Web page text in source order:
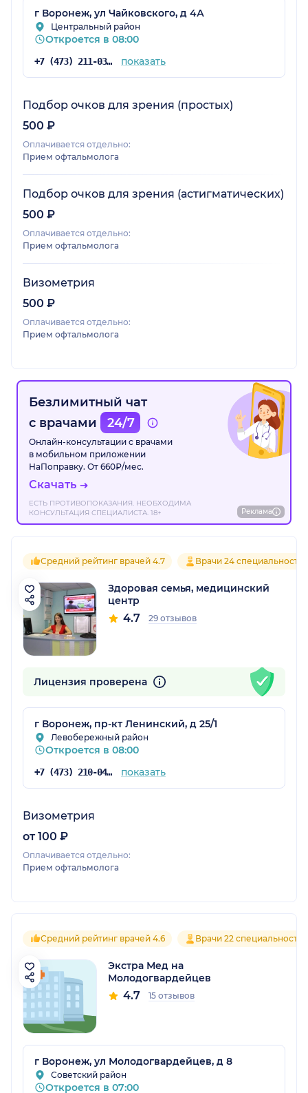
г Воронеж, ул Чайковского, д 4А
Центральный район
Откроется в 08:00
+7 (473) 211-03-03 показать
Подбор очков для зрения (простых)
500 ₽
Оплачивается отдельно:
Прием офтальмолога
Подбор очков для зрения (астигматических)
500 ₽
Оплачивается отдельно:
Прием офтальмолога
Визометрия
500 ₽
Оплачивается отдельно:
Прием офтальмолога
Безлимитный чат
с врачами
24/7
Онлайн-консультации с врачами
в мобильном приложении
НаПоправку. От 660₽/мес.
Скачать
ЕСТЬ ПРОТИВОПОКАЗАНИЯ. НЕОБХОДИМА
КОНСУЛЬТАЦИЯ СПЕЦИАЛИСТА. 18+
Реклама
Средний рейтинг врачей 4.7 Врачи 24
Здоровая семья, медицинский
центр
4.7 29 отзывов
Лицензия проверена
г Воронеж, пр-кт Ленинский, д 25/1
Левобережный район
Откроется в 08:00
+7 (473) 210-04-13 показать
Визометрия
от 100 ₽
Оплачивается отдельно:
Прием офтальмолога
Средний рейтинг врачей 4.6 Врачи 22 специальностей
Экстра Мед на
Молодогвардейцев
4.7 15 отзывов
г Воронеж, ул Молодогвардейцев, д 8
Советский район
Откроется в 07:00